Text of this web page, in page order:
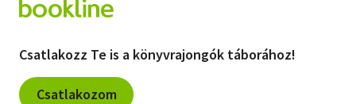
Csatlakozz Te is a könyvrajongók táborához!
Csatlakozom